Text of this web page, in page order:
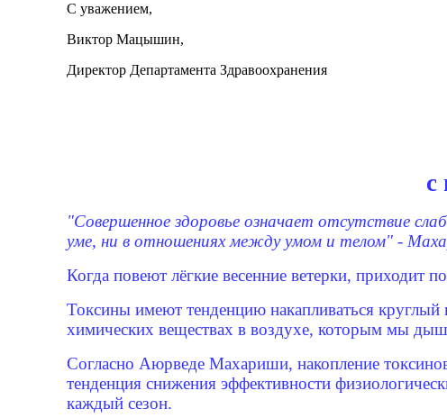
С уважением,
Виктор Мацышин,
Директор Департамента Здравоохранения
с
"Совершенное здоровье означает отсутствие
уме, ни в отношениях между умом и телом" -
Когда повеют лёгкие весенние ветерки, приходит
Токсины имеют тенденцию накапливаться круглый
химических веществах в воздухе, которым мы
Согласно Аюрведе Махариши, накопление
тенденция снижения эффективности
каждый сезон.